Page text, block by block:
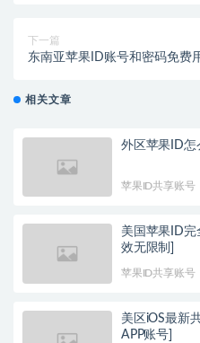
下一篇
东南亚苹果ID账号和密码免费
相关文章
外区苹果ID怎
苹果ID共享账号
美国苹果ID完
效无限制]
苹果ID共享账号
美区iOS最新
APP账号]